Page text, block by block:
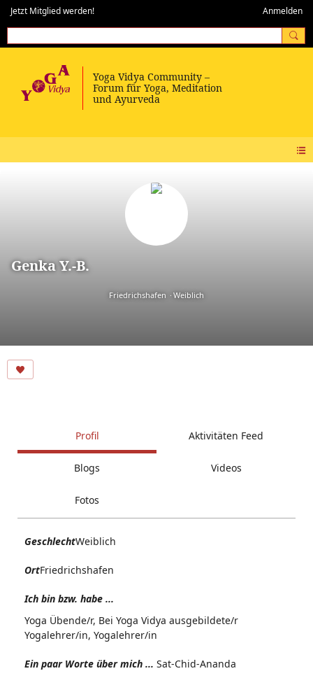
Jetzt Mitglied werden! Anmelden
Genka Y.-B.
Friedrichshafen Weiblich
Profil Aktivitäten Feed
Blogs Videos
Fotos
GeschlechtWeiblich
OrtFriedrichshafen
Ich bin bzw. habe ...
Yoga Übende/r, Bei Yoga Vidya ausgebildete/r
Yogalehrer/in, Yogalehrer/in
Ein paar Worte über mich ... Sat-Chid-Ananda